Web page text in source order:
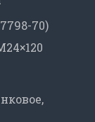
70)